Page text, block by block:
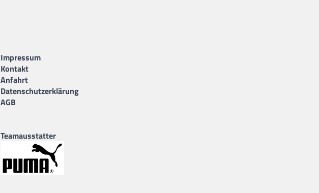
Impressum
Kontakt
Anfahrt
Datenschutzerklärung
AGB
Teamausstatter